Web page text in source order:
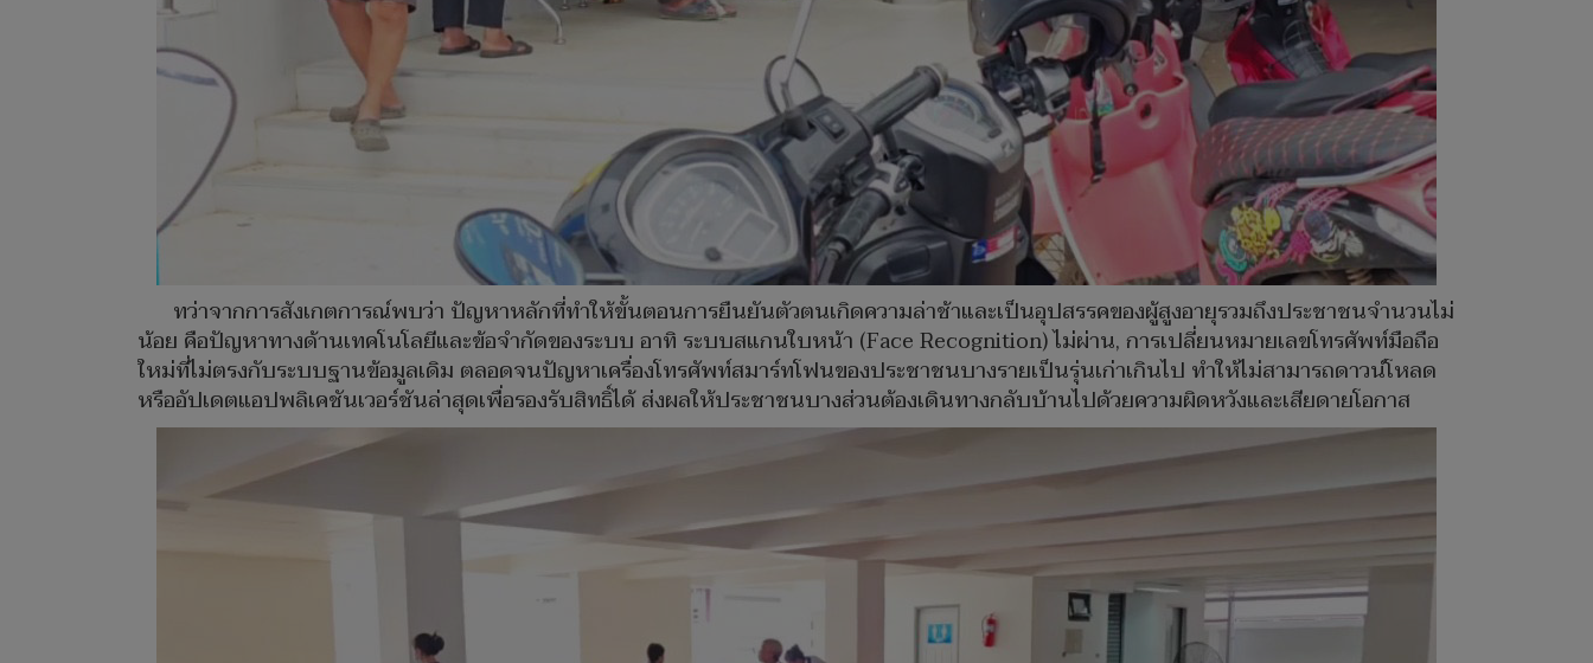
ทว่าจากการสังเกตการณ์พบว่า ปัญหาหลักที่ทำให้ขั้นตอนการยืนยันตัวตนเกิดความล่าช้าและเป็นอุปสรรคของผู้สูงอายุรวมถึงประชาชนจำนวนไม่
น้อย คือปัญหาทางด้านเทคโนโลยีและข้อจำกัดของระบบ อาทิ ระบบสแกนใบหน้า (Face Recognition) ไม่ผ่าน, การเปลี่ยนหมายเลขโทรศัพท์มือถือ
ใหม่ที่ไม่ตรงกับระบบฐานข้อมูลเดิม ตลอดจนปัญหาเครื่องโทรศัพท์สมาร์ทโฟนของประชาชนบางรายเป็นรุ่นเก่าเกินไป ทำให้ไม่สามารถดาวน์โหลด
หรืออัปเดตแอปพลิเคชันเวอร์ชันล่าสุดเพื่อรองรับสิทธิ์ได้ ส่งผลให้ประชาชนบางส่วนต้องเดินทางกลับบ้านไปด้วยความผิดหวังและเสียดายโอกาส